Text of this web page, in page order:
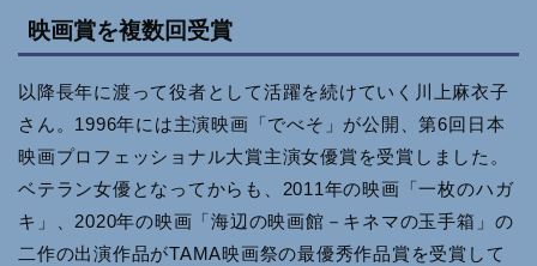
映画賞を複数回受賞
以降長年に渡って役者として活躍を続けていく川上麻衣子
さん。1996年には主演映画「でべそ」が公開、第6回日本
映画プロフェッショナル大賞主演女優賞を受賞しました。
ベテラン女優となってからも、2011年の映画「一枚のハガ
キ」、2020年の映画「海辺の映画館－キネマの玉手箱」の
二作の出演作品がTAMA映画祭の最優秀作品賞を受賞して